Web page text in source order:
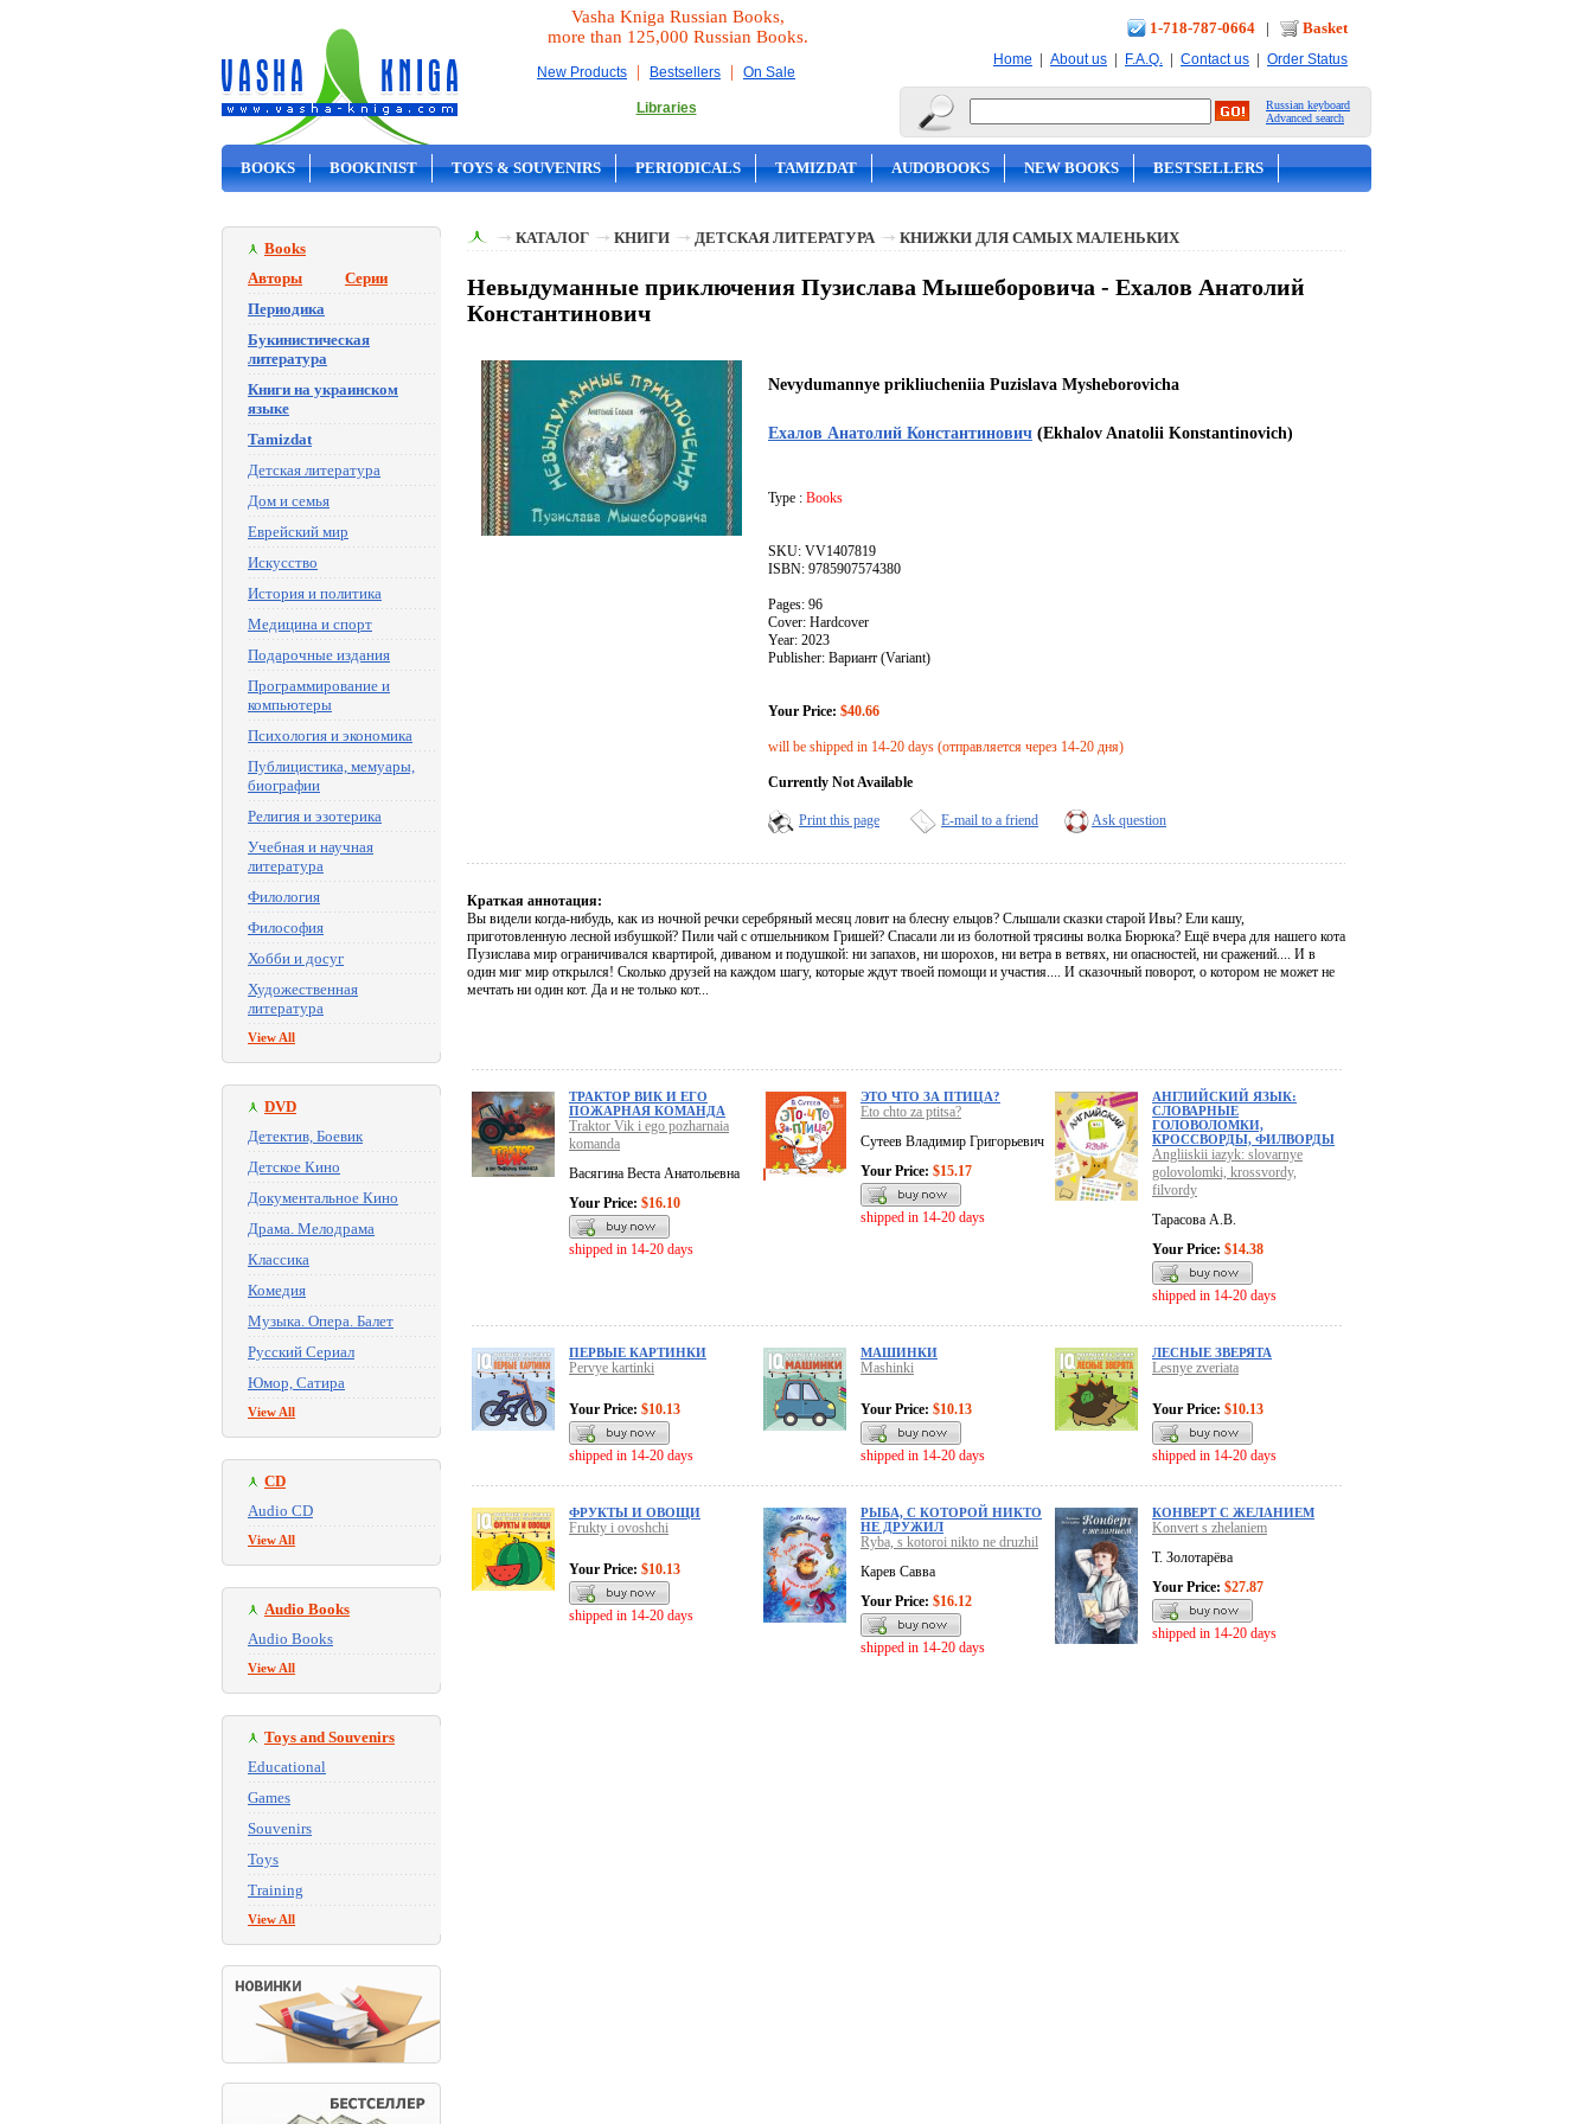
Vasha Kniga Russian Books,
more than 125,000 Russian Books.
New Products | Bestsellers | On Sale
Libraries
1-718-787-0664 | Basket
Home | About us | F.A.Q. | Contact us | Order Status
Russian keyboard
Advanced search
BOOKS BOOKINIST TOYS & SOUVENIRS PERIODICALS TAMIZDAT AUDOBOOKS NEW BOOKS BESTSELLERS
Books
Авторы
Серии
Периодика
Букинистическая
литература
Книги на украинском
языке
Tamizdat
Детская литература
Дом и семья
Еврейский мир
Искусство
История и политика
Медицина и спорт
Подарочные издания
Программирование и
компьютеры
Психология и экономика
Публицистика, мемуары,
биографии
Религия и эзотерика
Учебная и научная
литература
Филология
Философия
Хобби и досуг
Художественная
литература
View All
DVD
Детектив, Боевик
Детское Кино
Документальное Кино
Драма. Мелодрама
Классика
Комедия
Музыка. Опера. Балет
Русский Сериал
Юмор, Сатира
View All
CD
Audio CD
View All
Audio Books
Audio Books
View All
Toys and Souvenirs
Educational
Games
Souvenirs
Toys
Training
View All
КАТАЛОГ КНИГИ ДЕТСКАЯ ЛИТЕРАТУРА КНИЖКИ ДЛЯ САМЫХ МАЛЕНЬКИХ
Невыдуманные приключения Пузислава Мышеборовича - Ехалов Анатолий
Константинович
Nevydumannye prikliucheniia Puzislava Mysheborovicha
Ехалов Анатолий Константинович (Ekhalov Anatolii Konstantinovich)
Type : Books
SKU: VV1407819
ISBN: 9785907574380
Pages: 96
Cover: Hardcover
Year: 2023
Publisher: Вариант (Variant)
Your Price: $40.66
will be shipped in 14-20 days (отправляется через 14-20 дня)
Currently Not Available
Print this page E-mail to a friend Ask question
Краткая аннотация:
Вы видели когда-нибудь, как из ночной речки серебряный месяц ловит на блесну ельцов? Слышали сказки старой Ивы? Ели кашу,
приготовленную лесной избушкой? Пили чай с отшельником Гришей? Спасали ли из болотной трясины волка Бюрюка? Ещё вчера для нашего кота
Пузислава мир ограничивался квартирой, диваном и подушкой: ни запахов, ни шорохов, ни ветра в ветвях, ни опасностей, ни сражений.... И в
один миг мир открылся! Сколько друзей на каждом шагу, которые ждут твоей помощи и участия.... И сказочный поворот, о котором не может не
мечтать ни один кот. Да и не только кот...
ТРАКТОР ВИК И ЕГО
ПОЖАРНАЯ КОМАНДА
Traktor Vik i ego pozharnaia
komanda
Васягина Веста Анатольевна
Your Price: $16.10
shipped in 14-20 days
ЭТО ЧТО ЗА ПТИЦА?
Eto chto za ptitsa?
Сутеев Владимир Григорьевич
Your Price: $15.17
shipped in 14-20 days
АНГЛИЙСКИЙ ЯЗЫК:
СЛОВАРНЫЕ
ГОЛОВОЛОМКИ,
КРОССВОРДЫ, ФИЛВОРДЫ
Angliiskii iazyk: slovarnye
golovolomki, krossvordy,
filvordy
Тарасова А.В.
Your Price: $14.38
shipped in 14-20 days
ПЕРВЫЕ КАРТИНКИ
Pervye kartinki
Your Price: $10.13
shipped in 14-20 days
МАШИНКИ
Mashinki
Your Price: $10.13
shipped in 14-20 days
ЛЕСНЫЕ ЗВЕРЯТА
Lesnye zveriata
Your Price: $10.13
shipped in 14-20 days
ФРУКТЫ И ОВОЩИ
Frukty i ovoshchi
Your Price: $10.13
shipped in 14-20 days
РЫБА, С КОТОРОЙ НИКТО
НЕ ДРУЖИЛ
Ryba, s kotoroi nikto ne druzhil
Карев Савва
Your Price: $16.12
shipped in 14-20 days
КОНВЕРТ С ЖЕЛАНИЕМ
Konvert s zhelaniem
Т. Золотарёва
Your Price: $27.87
shipped in 14-20 days